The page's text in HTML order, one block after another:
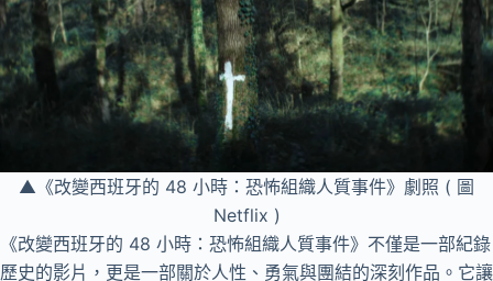
▲《改變西班牙的 48 小時：恐怖組織人質事件》劇照 ( 圖
Netflix )
《改變西班牙的 48 小時：恐怖組織人質事件》不僅是一部紀錄
歷史的影片，更是一部關於人性、勇氣與團結的深刻作品。它讓